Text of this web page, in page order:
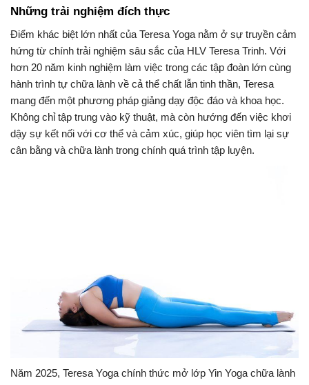
Những trải nghiệm đích thực
Điểm khác biệt lớn nhất của Teresa Yoga nằm ở sự truyền cảm
hứng từ chính trải nghiệm sâu sắc của HLV Teresa Trinh. Với
hơn 20 năm kinh nghiệm làm việc trong các tập đoàn lớn cùng
hành trình tự chữa lành về cả thể chất lẫn tinh thần, Teresa
mang đến một phương pháp giảng dạy độc đáo và khoa học.
Không chỉ tập trung vào kỹ thuật, mà còn hướng đến việc khơi
dậy sự kết nối với cơ thể và cảm xúc, giúp học viên tìm lại sự
cân bằng và chữa lành trong chính quá trình tập luyện.
Năm 2025, Teresa Yoga chính thức mở lớp Yin Yoga chữa lành